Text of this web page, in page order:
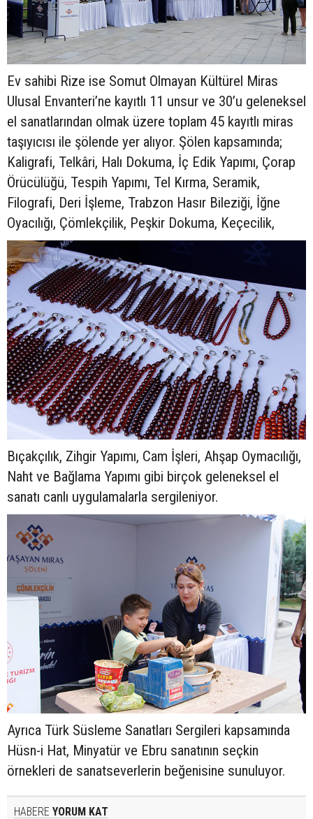
Ev sahibi Rize ise Somut Olmayan Kültürel Miras
Ulusal Envanteri’ne kayıtlı 11 unsur ve 30’u geleneksel
el sanatlarından olmak üzere toplam 45 kayıtlı miras
taşıyıcısı ile şölende yer alıyor. Şölen kapsamında;
Kaligrafi, Telkâri, Halı Dokuma, İç Edik Yapımı, Çorap
Örücülüğü, Tespih Yapımı, Tel Kırma, Seramik,
Filografi, Deri İşleme, Trabzon Hasır Bileziği, İğne
Oyacılığı, Çömlekçilik, Peşkir Dokuma, Keçecilik,
Bıçakçılık, Zihgir Yapımı, Cam İşleri, Ahşap Oymacılığı,
Naht ve Bağlama Yapımı gibi birçok geleneksel el
sanatı canlı uygulamalarla sergileniyor.
Ayrıca Türk Süsleme Sanatları Sergileri kapsamında
Hüsn-i Hat, Minyatür ve Ebru sanatının seçkin
örnekleri de sanatseverlerin beğenisine sunuluyor.
HABERE YORUM KAT